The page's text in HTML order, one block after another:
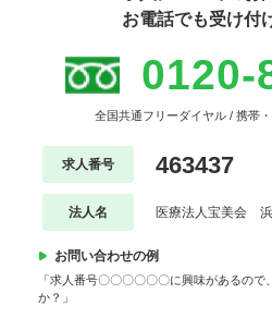
お電話でも受け付
0120-
全国共通フリーダイヤル / 携帯
求人番号 463437
法人名 医療法人宝美会
お問い合わせの例
「求人番号〇〇〇〇〇〇に興味があるの
か？」